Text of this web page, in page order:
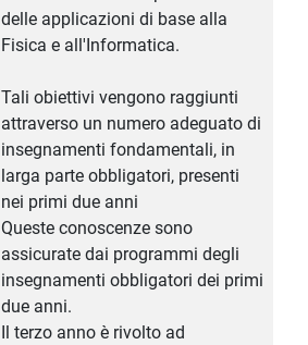
delle applicazioni di base alla
Fisica e all'Informatica.
Tali obiettivi vengono raggiunti
attraverso un numero adeguato di
insegnamenti fondamentali, in
larga parte obbligatori, presenti
nei primi due anni
Queste conoscenze sono
assicurate dai programmi degli
insegnamenti obbligatori dei primi
due anni.
Il terzo anno è rivolto ad